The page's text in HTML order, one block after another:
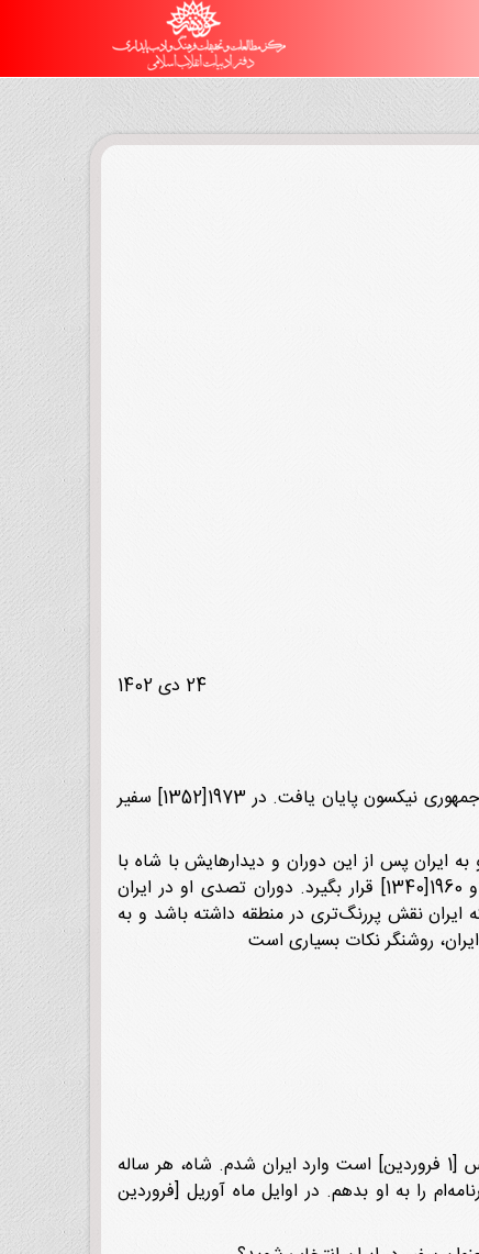
24 دی 1402
«ریچارد هلمز» در دهه 1950[1330] وارد سازمان سیا شد. کار او در این سازمان در مقام ریاست سیا در زمان ریاست جمهوری نیکسون پایان یافت. در 1973[1352] سفیر
اطلاعات سیا بود و با حوادث سال 1953[1332] آشنا شد. سفرهای او به ایران پس از این دوران و دیدارهایش با شاه با
عنوان‌ مقامی عالی‌رتبه در دستگاه اطلاعاتی آمریکا باعث شد که در جریان تحولات سیاسی ایران در دهه‌های 1950[1330] و 1960[1340] قرار بگیرد. دوران تصدی او در ایران
ایران نقش پررنگ‌تری در منطقه داشته باشد و به
روشنگر نکات بسیاری است
◙ من در ماه مارس 1973[اسفند 1351] وارد ایران شدم. تقریباً اواسط ماه بود. مطمئنم که قبل از نوروز که مصادف با 21 مارس [1 فروردین] است وارد ایران شدم. شاه، هر ساله
را به او بدهم. در اوایل ماه آوریل [فروردین